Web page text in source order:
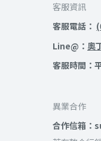
客服資訊
客服電話：
Line@： 奧
客服時間：
異業合作
合作信箱